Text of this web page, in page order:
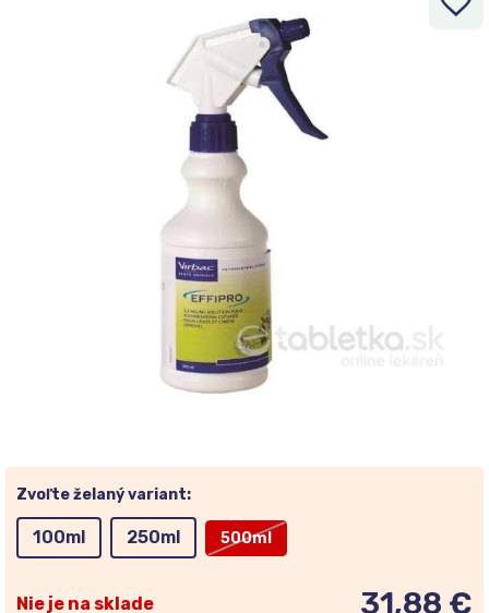
Zvoľte želaný variant:
100ml 250ml 500ml
Nie je na sklade 31,88 €